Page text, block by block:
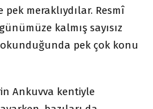
meraklıydılar. Resmî
kalmış sayısız
pek çok konu
Ankuvva kentiyle